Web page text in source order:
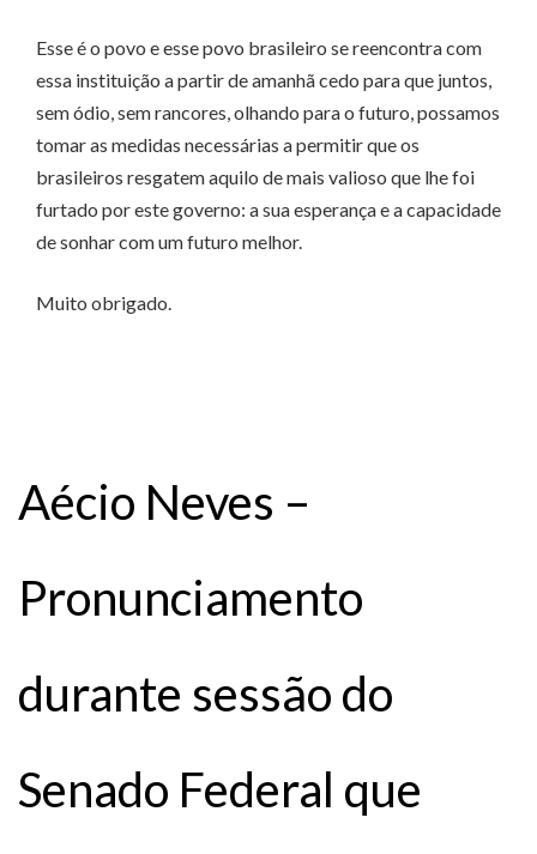
Esse é o povo e esse povo brasileiro se reencontra com
essa instituição a partir de amanhã cedo para que juntos,
sem ódio, sem rancores, olhando para o futuro, possamos
tomar as medidas necessárias a permitir que os
brasileiros resgatem aquilo de mais valioso que lhe foi
furtado por este governo: a sua esperança e a capacidade
de sonhar com um futuro melhor.
Muito obrigado.
Aécio Neves –
Pronunciamento
durante sessão do
Senado Federal que